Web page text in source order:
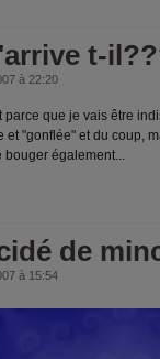
t-
à 22:20
parce que je vais être
et "gonflée" et du coup,
bouger également...
de
à 15:54